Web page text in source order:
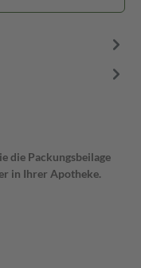
die Packungsbeilage
in Ihrer Apotheke.